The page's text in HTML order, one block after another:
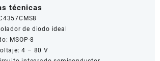
técnicas
de diodo ideal
MSOP-8
4 – 80 V